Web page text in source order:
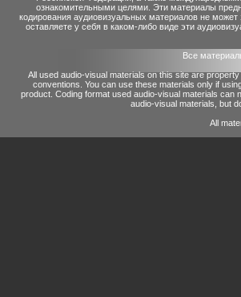
ознакомительными целями. Эти материалы
кодирования аудиовизуальных материалов не
оставляете у себя в каком-либо виде эти
Все
All used audio-visual materials on this site are
conventions. You can use these materials only if
product. Coding format used audio-visual materials
audio-visual materials, but
All